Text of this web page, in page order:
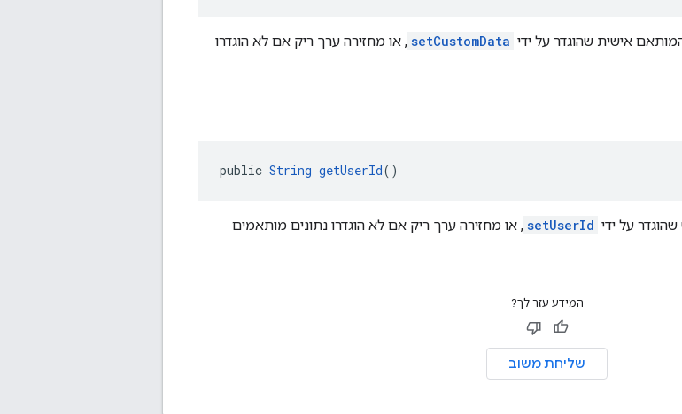
אישית שהוגדר על ידי setCustomData , או מחזירה ערך ריק אם לא הוגדרו
public String getUserId()
על ידי setUserId , או מחזירה ערך ריק אם לא הוגדרו נתונים מותאמים
המידע עזר לך?
שליחת משוב